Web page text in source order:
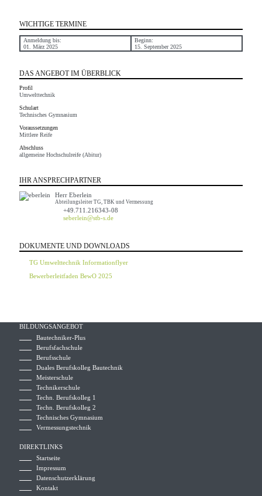
WICHTIGE TERMINE
Anmeldung bis:
01. März 2025
Beginn:
15. September 2025
DAS ANGEBOT IM ÜBERBLICK
Profil
Umwelttechnik
Schulart
Technisches Gymnasium
Voraussetzungen
Mittlere Reife
Abschluss
allgemeine Hochschulreife (Abitur)
IHR ANSPRECHPARTNER
Herr Eberlein
Abteilungsleiter TG, TBK und Vermessung
+49.711.216343-08
seberlein@stb-s.de
DOKUMENTE UND DOWNLOADS
TG Umwelttechnik Informationflyer
Bewerberleitfaden BewO 2025
BILDUNGSANGEBOT
Bautechniker-Plus
Berufsfachschule
Berufsschule
Duales Berufskolleg Bautechnik
Meisterschule
Technikerschule
Techn. Berufskolleg 1
Techn. Berufskolleg 2
Technisches Gymnasium
Vermessungstechnik
DIREKTLINKS
Startseite
Impressum
Datenschutzerklärung
Kontakt